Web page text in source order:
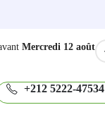
Mercredi 12 août
+212 5222-47534